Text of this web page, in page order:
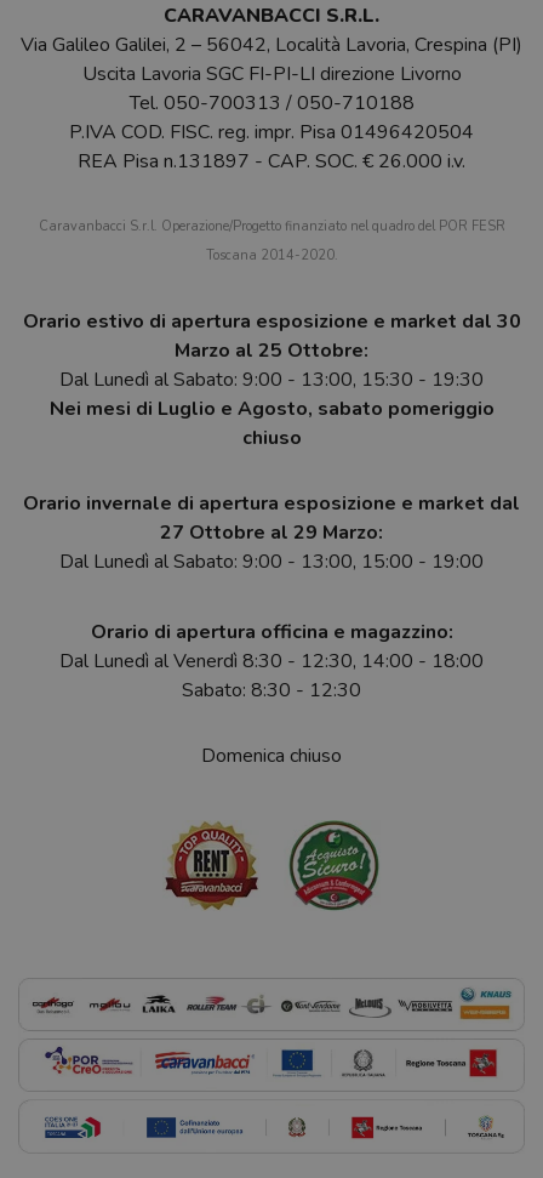
CARAVANBACCI S.R.L.
Via Galileo Galilei, 2 – 56042, Località Lavoria, Crespina (PI)
Uscita Lavoria SGC FI-PI-LI direzione Livorno
Tel. 050-700313 /050-710188
P.IVA COD. FISC. reg. impr. Pisa 01496420504
REA Pisa n.131897 - CAP. SOC. € 26.000 i.v.
Caravanbacci S.r.l. Operazione/Progetto finanziato nel quadro del POR FESR
Toscana 2014-2020.
Orario estivo di apertura esposizione e market dal 30
Marzo al 25 Ottobre:
Dal Lunedì al Sabato: 9:00 - 13:00, 15:30 - 19:30
Nei mesi di Luglio e Agosto, sabato pomeriggio
chiuso
Orario invernale di apertura esposizione e market dal
27 Ottobre al 29 Marzo:
Dal Lunedì al Sabato: 9:00 - 13:00, 15:00 - 19:00
Orario di apertura officina e magazzino:
Dal Lunedì al Venerdì 8:30 - 12:30, 14:00 - 18:00
Sabato: 8:30 - 12:30
Domenica chiuso